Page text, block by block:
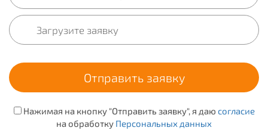
Нажимая на кнопку "Отправить заявку", я даю согласие
на обработку Персональных данных